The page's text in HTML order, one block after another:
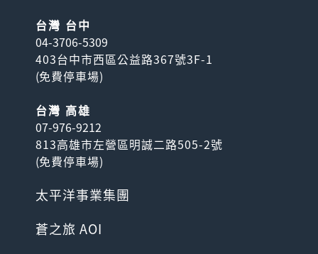
台灣 台中
04-3706-5309
403台中市西區公益路367號3F-1
(免費停車場)
台灣 高雄
07-976-9212
813高雄市左營區明誠二路505-2號
(免費停車場)
太平洋事業集團
蒼之旅 AOI